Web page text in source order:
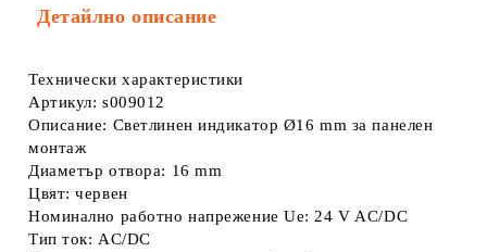
Детайлно описание
Технически характеристики
Артикул: s009012
Описание: Светлинен индикатор Ø16 mm за панелен
монтаж
Диаметър отвора: 16 mm
Цвят: червен
Номинално работно напрежение Ue: 24 V AC/DC
Тип ток: AC/DC